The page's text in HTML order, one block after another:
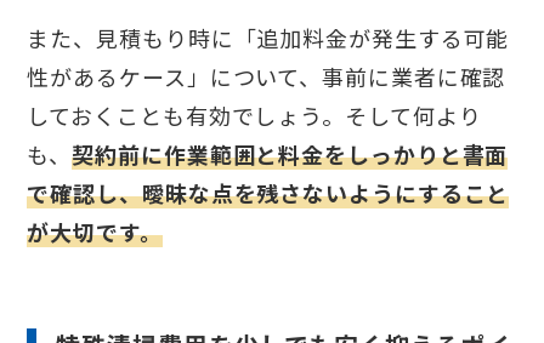
また、見積もり時に「追加料金が発生する可能
性があるケース」について、事前に業者に確認
しておくことも有効でしょう。そして何より
も、契約前に作業範囲と料金をしっかりと書面
で確認し、曖昧な点を残さないようにすること
が大切です。